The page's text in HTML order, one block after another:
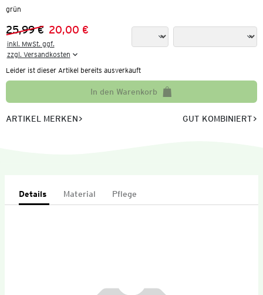
grün
Vorheriger Preis:
25,99 €
Neuer Preis:20,00 €
inkl. MwSt. ggf.
zzgl. Versandkosten
Leider ist dieser Artikel bereits ausverkauft
In den Warenkorb
ARTIKEL MERKEN GUT KOMBINIERT
Details Material Pflege